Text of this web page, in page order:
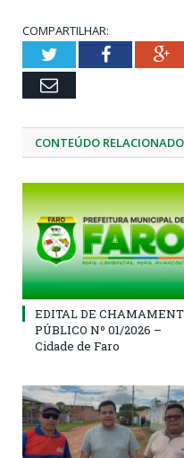
COMPARTILHAR:
TwitterFacebook
Email
CONTEÚDO RELACIONADO
EDITAL DE
PÚBLICO Nº 01/2026 –
Cidade de Faro